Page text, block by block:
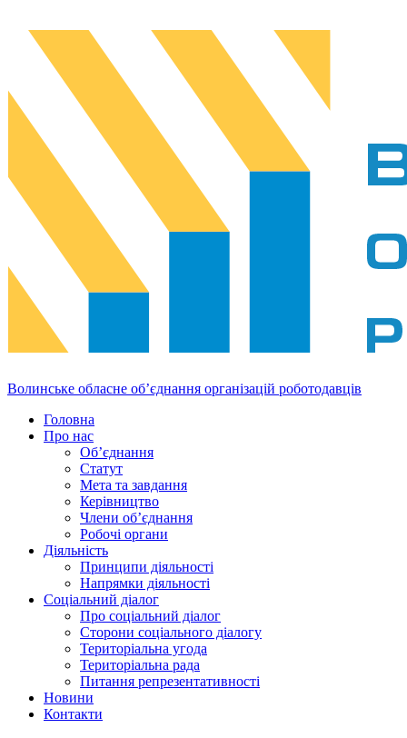
Волинське обласне об’єднання організацій роботодавців
Головна
Про нас
Об’єднання
Статут
Мета та завдання
Керівництво
Члени об’єднання
Робочі органи
Діяльність
Принципи діяльності
Напрямки діяльності
Соціальний діалог
Про соціальний діалог
Сторони соціального діалогу
Територіальна угода
Територіальна рада
Питання репрезентативності
Новини
Контакти